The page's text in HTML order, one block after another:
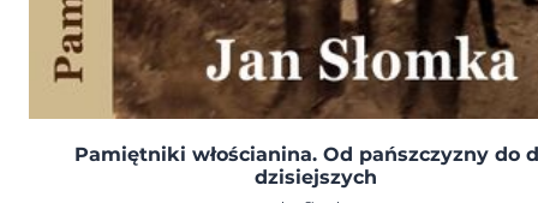
Pamiętniki włościanina. Od pańszczyzny do
dzisiejszych